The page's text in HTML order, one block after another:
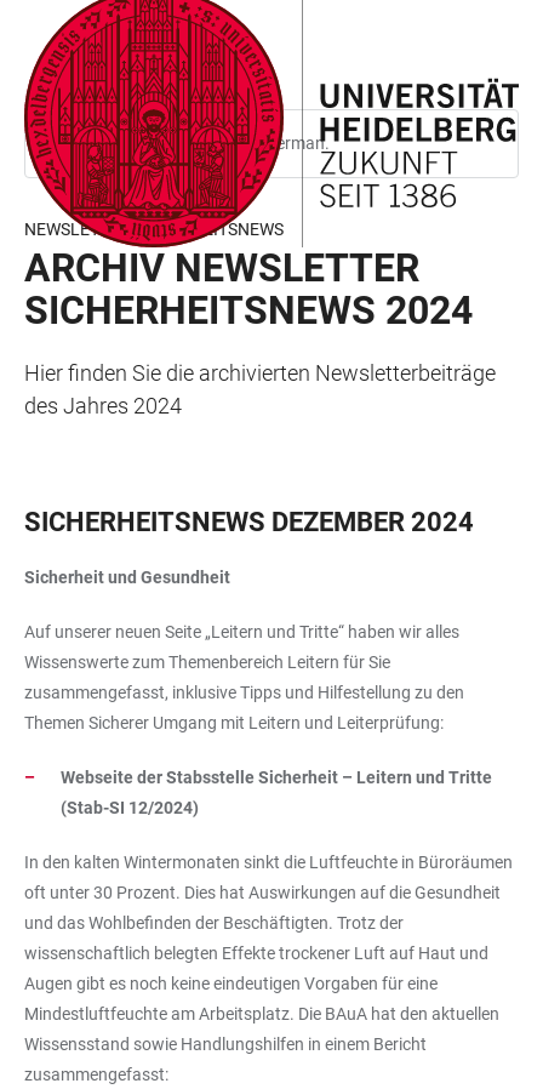
ACCESSIBILITY
LINKS
JUMP
TO
MAIN
CONTENT
OPEN
MAIN
NAVIGATION
OPEN
SEARCH
FORM
This page is only available in German.
NEWSLETTER SICHERHEITSNEWS
ARCHIV NEWSLETTER
SICHERHEITSNEWS 2024
Hier finden Sie die archivierten Newsletterbeiträge
des Jahres 2024
SICHERHEITSNEWS DEZEMBER 2024
Sicherheit und Gesundheit
Auf unserer neuen Seite „Leitern und Tritte“ haben wir alles
Wissenswerte zum Themenbereich Leitern für Sie
zusammengefasst, inklusive Tipps und Hilfestellung zu den
Themen Sicherer Umgang mit Leitern und Leiterprüfung:
Webseite der Stabsstelle Sicherheit – Leitern und Tritte
(Stab-SI 12/2024)
In den kalten Wintermonaten sinkt die Luftfeuchte in Büroräumen
oft unter 30 Prozent. Dies hat Auswirkungen auf die Gesundheit
und das Wohlbefinden der Beschäftigten. Trotz der
wissenschaftlich belegten Effekte trockener Luft auf Haut und
Augen gibt es noch keine eindeutigen Vorgaben für eine
Mindestluftfeuchte am Arbeitsplatz. Die BAuA hat den aktuellen
Wissensstand sowie Handlungshilfen in einem Bericht
zusammengefasst: